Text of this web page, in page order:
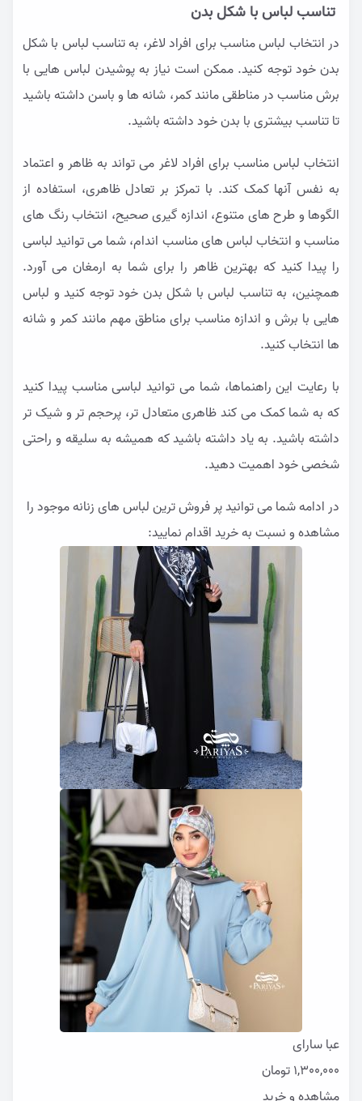
تناسب لباس با شکل بدن
در انتخاب لباس مناسب برای افراد لاغر، به تناسب لباس با شکل
بدن خود توجه کنید. ممکن است نیاز به پوشیدن لباس هایی با
برش مناسب در مناطقی مانند کمر، شانه ها و باسن داشته باشید
تا تناسب بیشتری با بدن خود داشته باشید.
انتخاب لباس مناسب برای افراد لاغر می تواند به ظاهر و اعتماد
به نفس آنها کمک کند. با تمرکز بر تعادل ظاهری، استفاده از
الگوها و طرح های متنوع، اندازه گیری صحیح، انتخاب رنگ های
مناسب و انتخاب لباس های مناسب اندام، شما می توانید لباسی
را پیدا کنید که بهترین ظاهر را برای شما به ارمغان می آورد.
همچنین، به تناسب لباس با شکل بدن خود توجه کنید و لباس
هایی با برش و اندازه مناسب برای مناطق مهم مانند کمر و شانه
ها انتخاب کنید.
با رعایت این راهنماها، شما می توانید لباسی مناسب پیدا کنید
که به شما کمک می کند ظاهری متعادل تر، پرحجم تر و شیک تر
داشته باشید. به یاد داشته باشید که همیشه به سلیقه و راحتی
شخصی خود اهمیت دهید.
در ادامه شما می توانید پر فروش ترین لباس های زنانه موجود را
مشاهده و نسبت به خرید اقدام نمایید:
عبا سارای
1,300,000تومان